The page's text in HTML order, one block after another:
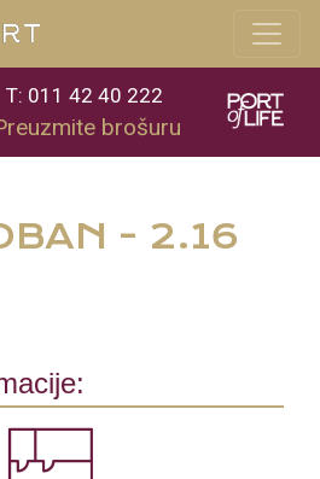
T: 011 42 40 222
brošuru
- 2.16